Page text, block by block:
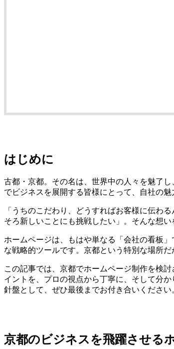
はじめに
古都・京都。その名は、世界中の人々を魅了
でビジネスを展開する皆様にとって、自社の
「うちのこだわり、どうすればお客様に伝わ
そろ新しいことにも挑戦したい」。そんな想
ホームページは、もはや単なる「会社の看板
な戦略的ツールです。京都という特別な場所
この記事では、京都でホームページ制作を検
イントを、プロの視点から丁寧に、そして分
針盤として、ぜひ最後までお付き合いくださ
京都のビジネスを飛躍させる